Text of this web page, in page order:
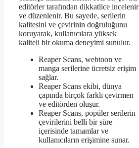
editörler tarafından dikkatlice incelenir
ve düzenlenir. Bu sayede, serilerin
kalitesini ve çevirinin doğruluğunu
koruyarak, kullanıcılara yüksek
kaliteli bir okuma deneyimi sunulur.
Reaper Scans, webtoon ve
manga serilerine ücretsiz erişim
sağlar.
Reaper Scans ekibi, dünya
çapında birçok farklı çevirmen
ve editörden oluşur.
Reaper Scans, popüler serilerin
çevirilerini belli bir süre
içerisinde tamamlar ve
kullanıcıların erişimine sunar.